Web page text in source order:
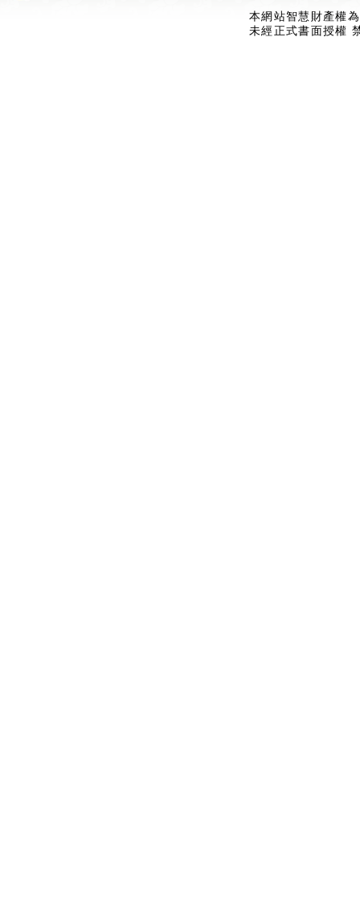
本網站智慧財產權
未經正式書面授權